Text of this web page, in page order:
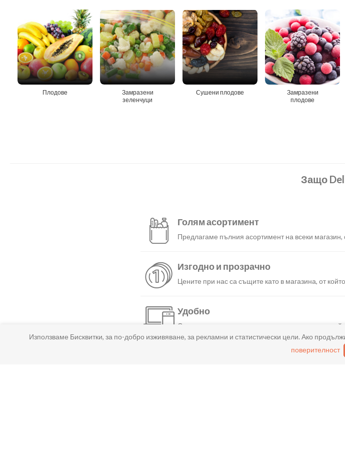
Плодове
Замразени
зеленчуци
Сушени плодове
Замразени
плодове
Защо
Голям асортимент
Предлагаме пълния асортимент на всеки магазин,
Изгодно и прозрачно
Цените при нас са същите като в магазина, от
Удобно
С няколко натискания създаваш поръчка, през
Използваме Бисквитки, за по-добро изживяване, за рекламни и статистически цели. Ако
поверителност